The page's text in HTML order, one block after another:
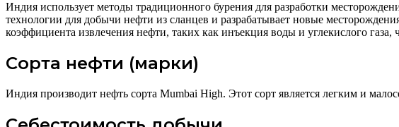
Индия использует методы традиционного бурения для разработки
технологии для добычи нефти из сланцев и разрабатывает новые
коэффициента извлечения нефти, таких как инъекция воды и углекислого
Сорта нефти (марки)
Индия производит нефть сорта Mumbai High. Этот сорт является легким и